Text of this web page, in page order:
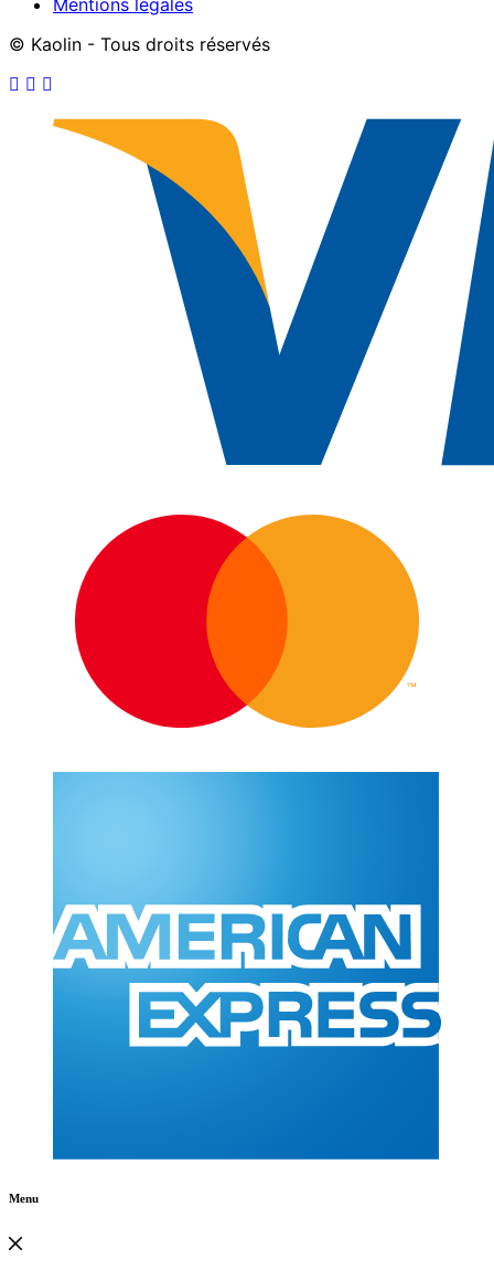
Mentions légales
© Kaolin - Tous droits réservés
Menu